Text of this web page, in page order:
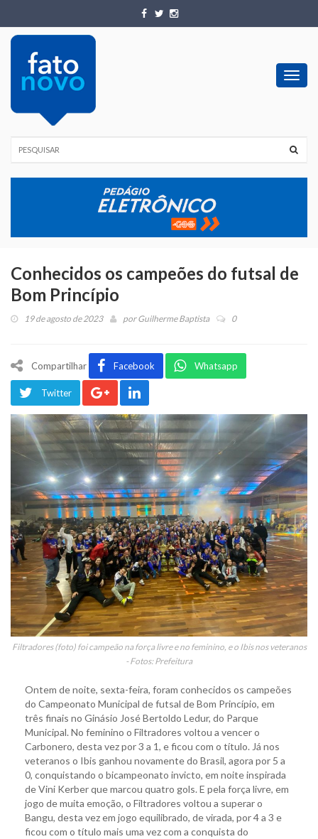
Conhecidos os campeões do futsal de
Bom Princípio
19 de agosto de 2023 porGuilherme Baptista 0
Compartilhar Facebook Whatsapp
Twitter
Filtradores (foto) foi campeão na força livre e no feminino, e o Ibis nos veteranos
- Fotos: Prefeitura
Ontem de noite, sexta-feira, foram conhecidos os campeões
do Campeonato Municipal de futsal de Bom Princípio, em
três finais no Ginásio José Bertoldo Ledur, do Parque
Municipal. No feminino o Filtradores voltou a vencer o
Carbonero, desta vez por 3 a 1, e ficou com o título. Já nos
veteranos o Ibis ganhou novamente do Brasil, agora por 5 a
0, conquistando o bicampeonato invicto, em noite inspirada
de Vini Kerber que marcou quatro gols. E pela força livre, em
jogo de muita emoção, o Filtradores voltou a superar o
Bangu, desta vez em jogo equilibrado, de virada, por 4 a 3 e
ficou com o título mais uma vez com a conquista do